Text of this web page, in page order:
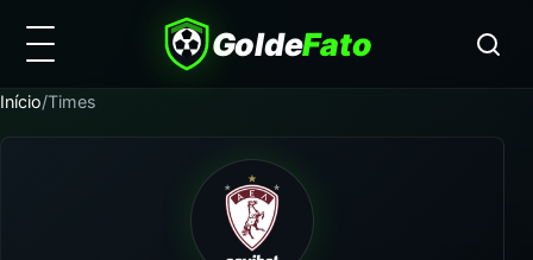
GoldeFato
Início/Times